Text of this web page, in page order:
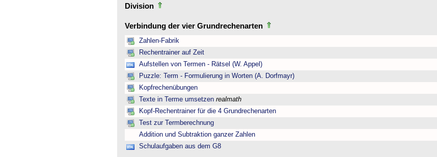
Division
Verbindung der vier Grundrechenarten
Zahlen-Fabrik
Rechentrainer auf Zeit
Aufstellen von Termen - Rätsel (W. Appel)
Puzzle: Term - Formulierung in Worten (A. Dorfmayr)
Kopfrechenübungen
Texte in Terme umsetzen realmath
Kopf-Rechentrainer für die 4 Grundrechenarten
Test zur Termberechnung
Addition und Subtraktion ganzer Zahlen
Schulaufgaben aus dem G8